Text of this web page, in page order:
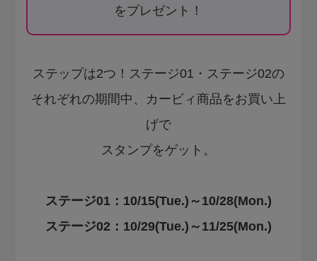
をプレゼント！
ステップは2つ！ステージ01・ステージ02の
それぞれの期間中、カービィ商品をお買い上
げで
スタンプをゲット。
ステージ01：10/15(Tue.)～10/28(Mon.)
ステージ02：10/29(Tue.)～11/25(Mon.)